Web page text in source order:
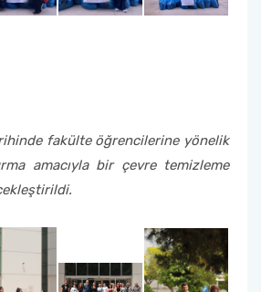
fakülte öğrencilerine yönelik
amacıyla bir çevre temizleme